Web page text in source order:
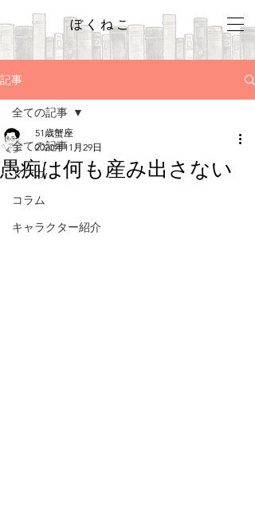
ぼくねこ
記事
全ての記事
マンガ
コラム
キャラクター紹介
全ての記事
愚痴は何も産み出さない
51歳蟹座
2020年11月29日